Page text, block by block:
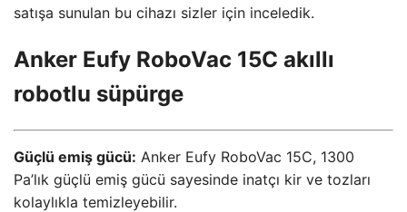
satışa sunulan bu cihazı sizler için inceledik.
Anker Eufy RoboVac 15C akıllı
robotlu süpürge
Güçlü emiş gücü: Anker Eufy RoboVac 15C, 1300
Pa’lık güçlü emiş gücü sayesinde inatçı kir ve tozları
kolaylıkla temizleyebilir.